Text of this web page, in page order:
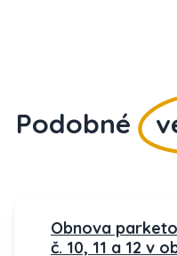
Podobné
Obnova
č. 10, 11 a 12 v